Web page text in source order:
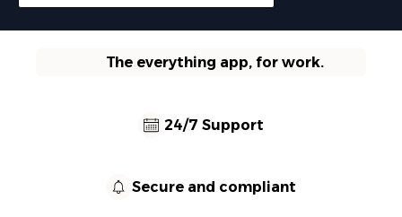
The everything app, for work.
24/7 Support
Secure and compliant